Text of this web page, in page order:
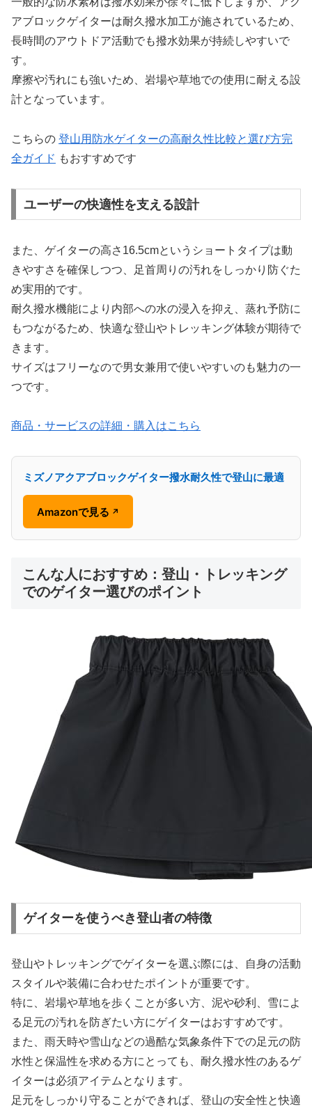
アブロックゲイターは耐久撥水加工が施されているため、
長時間のアウトドア活動でも撥水効果が持続しやすいで
す。
摩擦や汚れにも強いため、岩場や草地での使用に耐える設
計となっています。
こちらの 登山用防水ゲイターの高耐久性比較と選び方完
全ガイド もおすすめです
ユーザーの快適性を支える設計
また、ゲイターの高さ16.5cmというショートタイプは動
きやすさを確保しつつ、足首周りの汚れをしっかり防ぐた
め実用的です。
耐久撥水機能により内部への水の浸入を抑え、蒸れ予防に
もつながるため、快適な登山やトレッキング体験が期待で
きます。
サイズはフリーなので男女兼用で使いやすいのも魅力の一
つです。
商品・サービスの詳細・購入はこちら
ミズノアクアブロックゲイター撥水耐久性で登山に最適
Amazonで見る ↗
こんな人におすすめ：登山・トレッキング
でのゲイター選びのポイント
ゲイターを使うべき登山者の特徴
登山やトレッキングでゲイターを選ぶ際には、自身の活動
スタイルや装備に合わせたポイントが重要です。
特に、岩場や草地を歩くことが多い方、泥や砂利、雪によ
る足元の汚れを防ぎたい方にゲイターはおすすめです。
また、雨天時や雪山などの過酷な気象条件下での足元の防
水性と保温性を求める方にとっても、耐久撥水性のあるゲ
イターは必須アイテムとなります。
足元をしっかり守ることができれば、登山の安全性と快適